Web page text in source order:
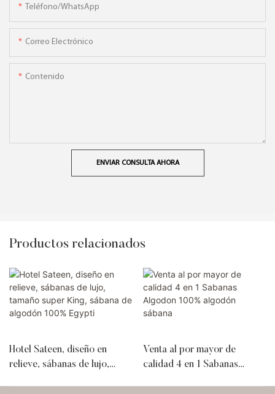
Teléfono/WhatsApp
Correo Electrónico
Contenido
ENVIAR CONSULTA AHORA
Productos relacionados
Hotel Sateen, diseño en
relieve, sábanas de lujo,
Venta al por mayor de
calidad 4 en 1 Sabanas